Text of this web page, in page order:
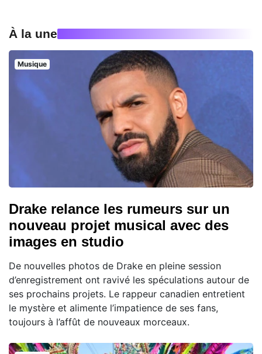
À la une
Musique
Drake relance les rumeurs sur un
nouveau projet musical avec des
images en studio
De nouvelles photos de Drake en pleine session
d’enregistrement ont ravivé les spéculations autour de
ses prochains projets. Le rappeur canadien entretient
le mystère et alimente l’impatience de ses fans,
toujours à l’affût de nouveaux morceaux.